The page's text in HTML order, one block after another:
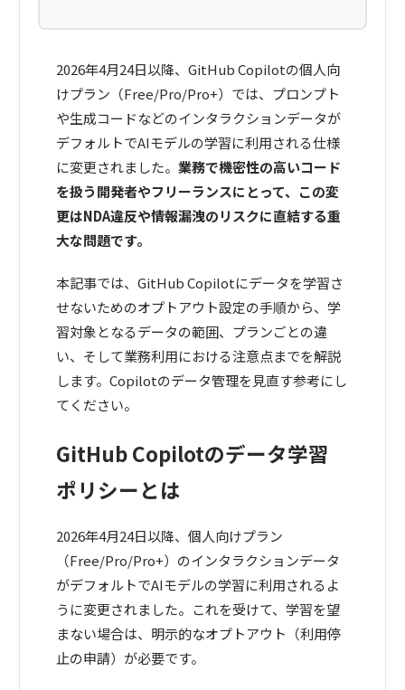
2026年4月24日以降、GitHub Copilotの個人向
けプラン（Free/Pro/Pro+）では、プロンプト
や生成コードなどのインタラクションデータが
デフォルトでAIモデルの学習に利用される仕様
に変更されました。業務で機密性の高いコード
を扱う開発者やフリーランスにとって、この変
更はNDA違反や情報漏洩のリスクに直結する重
大な問題です。
本記事では、GitHub Copilotにデータを学習さ
せないためのオプトアウト設定の手順から、学
習対象となるデータの範囲、プランごとの違
い、そして業務利用における注意点までを解説
します。Copilotのデータ管理を見直す参考にし
てください。
GitHub Copilotのデータ学習
ポリシーとは
2026年4月24日以降、個人向けプラン
（Free/Pro/Pro+）のインタラクションデータ
がデフォルトでAIモデルの学習に利用されるよ
うに変更されました。これを受けて、学習を望
まない場合は、明示的なオプトアウト（利用停
止の申請）が必要です。